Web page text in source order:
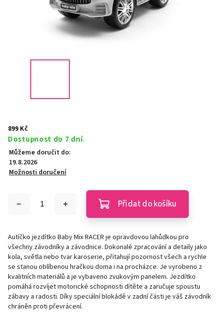
899 Kč
Dostupnost do 7 dní.
Můžeme doručit do:
19.8.2026
Možnosti doručení
Přidat do košíku
Autíčko jezdítko Baby Mix RACER je opravdovou lahůdkou pro
všechny závodníky a závodnice. Dokonalé zpracování a detaily jako
kola, světla nebo tvar karoserie, přitahují pozornost všech a rychle
se stanou oblíbenou hračkou doma i na procházce. Je vyrobeno z
kvalitních materiálů a je vybaveno zvukovým panelem. Jezdítko
pomáhá rozvíjet motorické schopnosti dítěte a zaručuje spoustu
zábavy a radosti. Díky speciální blokádě v zadní části je váš závodník
chráněn proti převrácení.